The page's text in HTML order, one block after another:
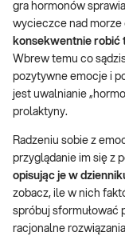
gra hormonów
wycieczce nad morze
konsekwentnie robić
Wbrew temu co
pozytywne emocje i
jest uwalnianie
prolaktyny.
Radzeniu sobie z
przyglądanie im się z
opisując je w
zobacz, ile w nich
spróbuj sformułować
racjonalne